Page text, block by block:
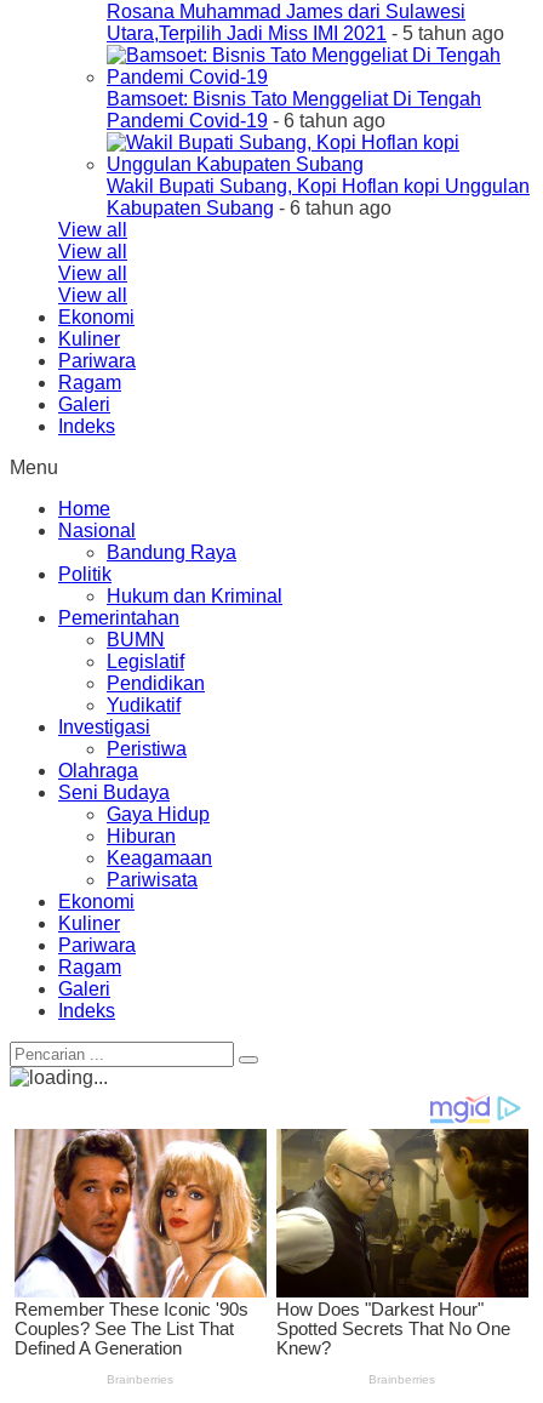
Rosana Muhammad James dari Sulawesi
Utara,Terpilih Jadi Miss IMI 2021 - 5 tahun ago
Bamsoet: Bisnis Tato Menggeliat Di Tengah
Pandemi Covid-19 - 6 tahun ago
Wakil Bupati Subang, Kopi Hoflan kopi Unggulan
Kabupaten Subang - 6 tahun ago
View all
View all
View all
View all
Ekonomi
Kuliner
Pariwara
Ragam
Galeri
Indeks
Menu
Home
Nasional
Bandung Raya
Politik
Hukum dan Kriminal
Pemerintahan
BUMN
Legislatif
Pendidikan
Yudikatif
Investigasi
Peristiwa
Olahraga
Seni Budaya
Gaya Hidup
Hiburan
Keagamaan
Pariwisata
Ekonomi
Kuliner
Pariwara
Ragam
Galeri
Indeks